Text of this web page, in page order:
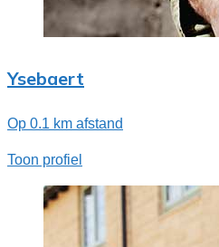
Ysebaert
Op 0.1 km afstand
Toon profiel